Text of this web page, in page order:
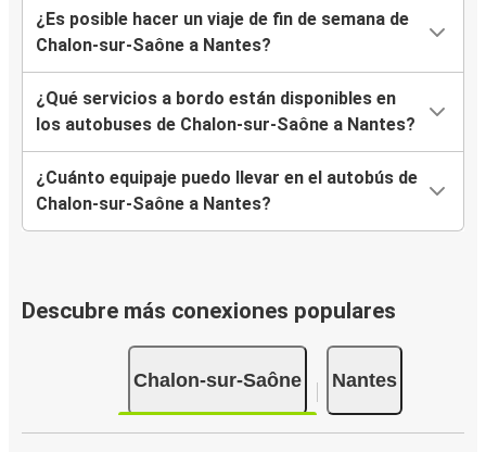
¿Es posible hacer un viaje de fin de semana de
Chalon-sur-Saône a Nantes?
¿Qué servicios a bordo están disponibles en
los autobuses de Chalon-sur-Saône a Nantes?
¿Cuánto equipaje puedo llevar en el autobús de
Chalon-sur-Saône a Nantes?
Descubre más conexiones populares
Chalon-sur-Saône Nantes